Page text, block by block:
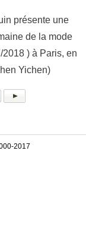
présente une
de la mode
) à Paris, en
Yichen)
2017